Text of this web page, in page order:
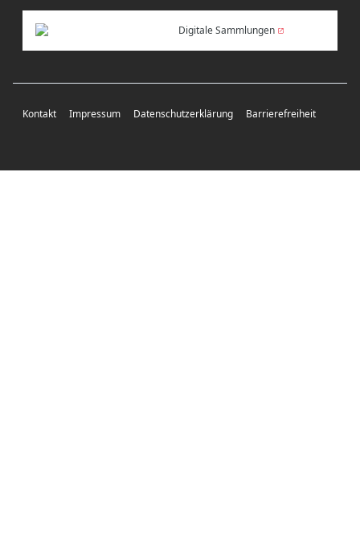
Digitale Sammlungen
Kontakt Impressum Datenschutzerklärung Barrierefreiheit